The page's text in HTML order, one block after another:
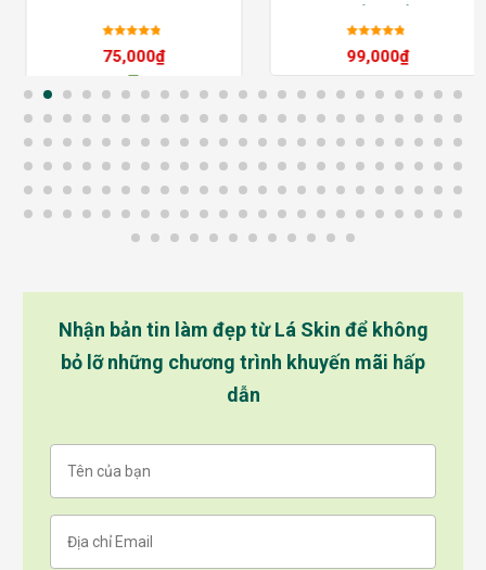
hạng5sao
75,000₫
392,000₫
Tơ Tằm Trắng
hạng5sao
99,000₫
Nhận bản tin làm đẹp từ Lá Skin để không
bỏ lỡ những chương trình khuyến mãi hấp
dẫn